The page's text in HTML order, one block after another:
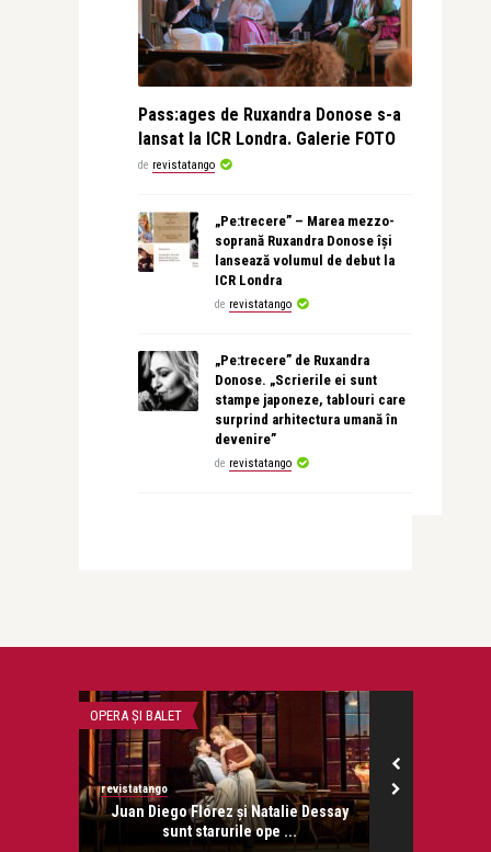
Pass:ages de Ruxandra Donose s-a
lansat la ICR Londra. Galerie FOTO
de revistatango
„Pe:trecere” – Marea mezzo-
soprană Ruxandra Donose își
lansează volumul de debut la
ICR Londra
de revistatango
„Pe:trecere” de Ruxandra
Donose. „Scrierile ei sunt
stampe japoneze, tablouri care
surprind arhitectura umană în
devenire”
de revistatango
OPERA ȘI BALET
revistatango
Juan Diego Flórez și Natalie Dessay
sunt starurile ope ...